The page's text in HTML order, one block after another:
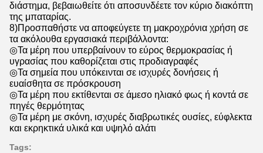
διάστημα, βεβαιωθείτε ότι αποσυνδέετε τον κύριο διακόπτη
της μπαταρίας.
8)Προσπαθήστε να αποφεύγετε τη μακροχρόνια χρήση σε
τα ακόλουθα εργασιακά περιβάλλοντα:
◎Τα μέρη που υπερβαίνουν το εύρος θερμοκρασίας ή
υγρασίας που καθορίζεται στις προδιαγραφές
◎Τα σημεία που υπόκεινται σε ισχυρές δονήσεις ή
ευαίσθητα σε πρόσκρουση
◎Τα μέρη που εκτίθενται σε άμεσο ηλιακό φως ή κοντά σε
πηγές θερμότητας
◎Τα μέρη με σκόνη, ισχυρές διαβρωτικές ουσίες, εύφλεκτα
και εκρηκτικά υλικά και υψηλό αλάτι
Tags: